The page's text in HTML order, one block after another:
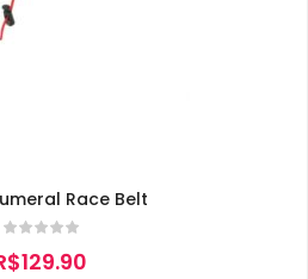
Race Belt
129.90